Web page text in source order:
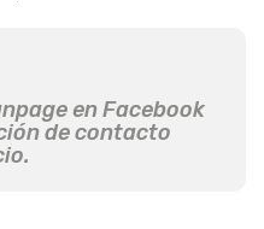
en Facebook
de contacto